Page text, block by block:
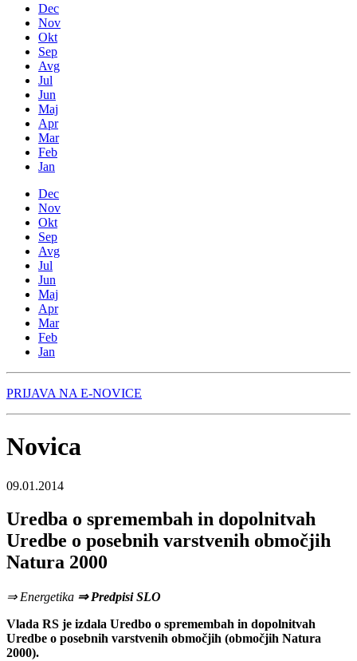
Dec
Nov
Okt
Sep
Avg
Jul
Jun
Maj
Apr
Mar
Feb
Jan
Dec
Nov
Okt
Sep
Avg
Jul
Jun
Maj
Apr
Mar
Feb
Jan
PRIJAVA NA E-NOVICE
Novica
09.01.2014
Uredba o spremembah in dopolnitvah
Uredbe o posebnih varstvenih območjih
Natura 2000
⇒ Energetika ⇒ Predpisi SLO
Vlada RS je izdala Uredbo o spremembah in dopolnitvah
Uredbe o posebnih varstvenih območjih (območjih Natura
2000).